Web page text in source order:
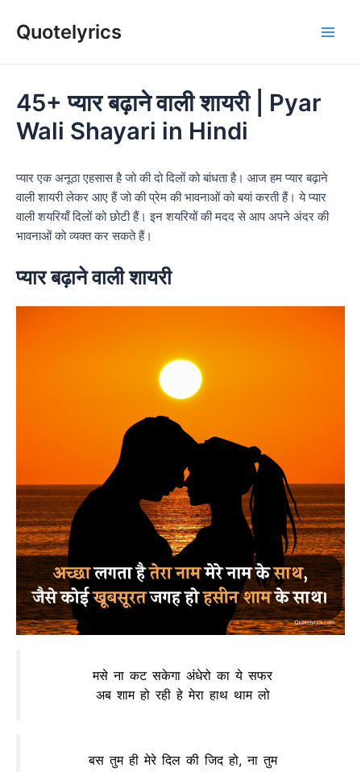
Quotelyrics
45+ प्यार बढ़ाने वाली शायरी | Pyar
Wali Shayari in Hindi
प्यार एक अनूठा एहसास है जो की दो दिलों को बांधता है। आज हम प्यार बढ़ाने
वाली शायरी लेकर आए हैं जो की प्रेम की भावनाओं को बयां करती हैं। ये प्यार
वाली शयरियाँ दिलों को छोटी हैं। इन शयरियों की मदद से आप अपने अंदर की
भावनाओं को व्यक्त कर सकते हैं।
प्यार बढ़ाने वाली शायरी
मसे ना कट सकेगा अंधेरो का ये सफर
अब शाम हो रही हे मेरा हाथ थाम लो
बस तुम ही मेरे दिल की जिद हो, ना तुम